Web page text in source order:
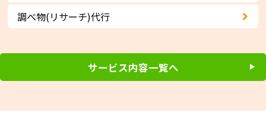
調べ物(リサーチ)代行
サービス内容一覧へ